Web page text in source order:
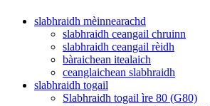
slabhraidh mèinnearachd
slabhraidh ceangail chruinn
slabhraidh ceangail rèidh
bàraichean itealaich
ceanglaichean slabhraidh
slabhraidh togail
Slabhraidh togail ìre 80 (G80)